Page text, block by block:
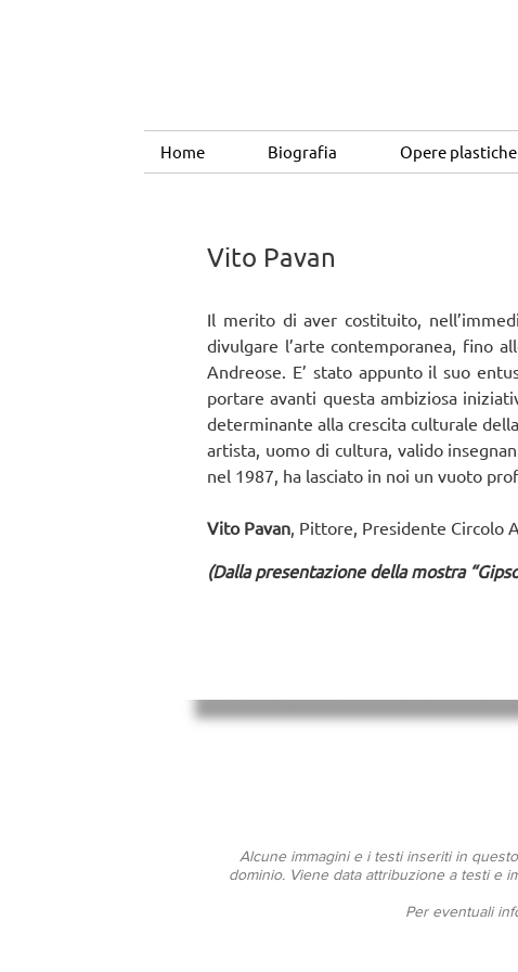
Home Biografia Opere plastiche
Vito Pavan
Il merito di aver costituito,
divulgare l’arte contemporanea, fino
Andreose. E’ stato appunto il suo
portare avanti questa ambiziosa
determinante alla crescita culturale
artista, uomo di cultura, valido
nel 1987, ha lasciato in noi un vuoto
Vito Pavan, Pittore, Presidente Circolo
(Dalla presentazione della mostra
Alcune immagini e i testi inseriti in
dominio. Viene data attribuzione a testi e
Per eventuali